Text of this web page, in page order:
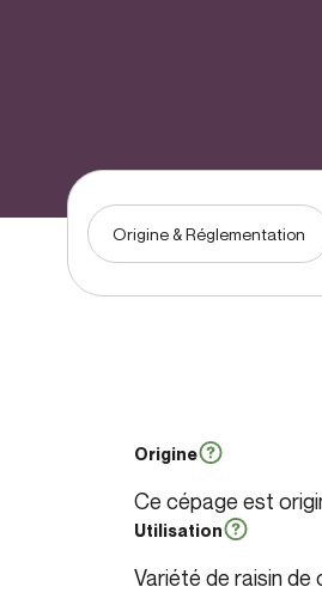
Origine & Réglementation
Origine
Ce cépage est
Utilisation
Variété de raisin de